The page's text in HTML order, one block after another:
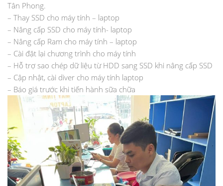
Tân Phong.
– Thay SSD cho máy tính – laptop
– Nâng cấp SSD cho máy tính- laptop
– Nâng cấp Ram cho máy tính – laptop
– Cài đặt lại chương trình cho máy tính
– Hỗ trợ sao chép dữ liệu từ HDD sang SSD khi nâng cấp SSD
– Cập nhật, cài diver cho máy tính laptop
– Báo giá trước khi tiến hành sữa chữa